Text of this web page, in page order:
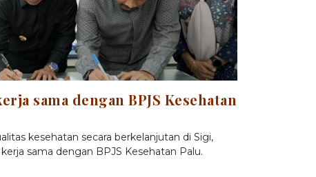
sama dengan BPJS Kesehatan
kesehatan secara berkelanjutan di Sigi,
sama dengan BPJS Kesehatan Palu.